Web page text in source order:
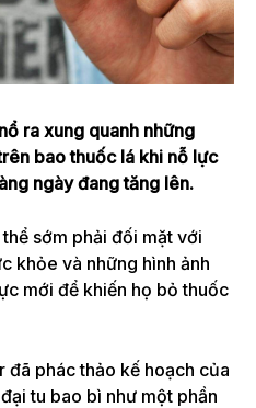
ra xung quanh những
bao thuốc lá khi nỗ lực
ngày đang tăng lên.
sớm phải đối mặt với
khỏe và những hình ảnh
mới để khiến họ bỏ thuốc
đã phác thảo kế hoạch của
tu bao bì như một phần